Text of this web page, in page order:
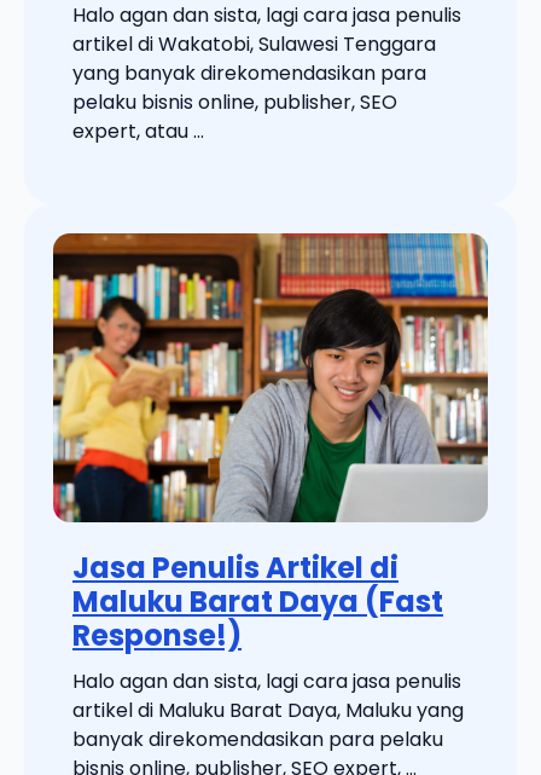
Halo agan dan sista, lagi cara jasa penulis
artikel di Wakatobi, Sulawesi Tenggara
yang banyak direkomendasikan para
pelaku bisnis online, publisher, SEO
expert, atau ...
Jasa Penulis Artikel di
Maluku Barat Daya (Fast
Response!)
Halo agan dan sista, lagi cara jasa penulis
artikel di Maluku Barat Daya, Maluku yang
banyak direkomendasikan para pelaku
bisnis online, publisher, SEO expert, ...